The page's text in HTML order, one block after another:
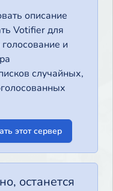
описание
Votifier для
и
случайных,
этот сервер
останется